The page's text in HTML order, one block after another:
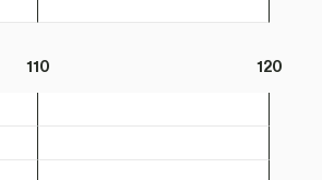
110 120